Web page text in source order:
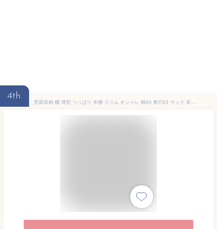
4th
壁面収納 棚 薄型 つっぱり 本棚 スリム オシャレ 幅60 奥行23 ラック 本体 オープンラック 木製 大容量 耐震 棚 おしゃれ 北欧 突っ張り 収納 リビング 収納棚 省スペース マンガ収納 漫画 モダン 地震対策 天井 ナチュラル/ブラウン/ホワイト pr2-600